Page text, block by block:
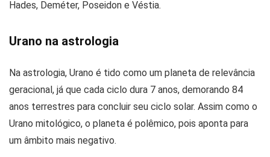
Hades, Deméter, Poseidon e Véstia.
Urano na astrologia
Na astrologia, Urano é tido como um planeta de relevância
geracional, já que cada ciclo dura 7 anos, demorando 84
anos terrestres para concluir seu ciclo solar. Assim como o
Urano mitológico, o planeta é polêmico, pois aponta para
um âmbito mais negativo.